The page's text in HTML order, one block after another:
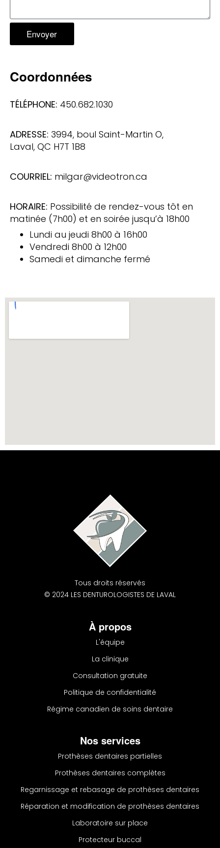
Envoyer
Coordonnées
TÉLÉPHONE: 450.682.1030
ADRESSE: 3994, boul Saint-Martin O,
Laval, QC H7T 1B8
COURRIEL: milgar@videotron.ca
HORAIRE: Possibilité de rendez-vous tôt en
matinée (7h00) et en soirée jusqu’à 18h00
Lundi au jeudi 8h00 à 16h00
Vendredi 8h00 à 12h00
Samedi et dimanche fermé
Tous droits réservés
© 2024 LES DENTUROLOGISTES DE LAVAL
À propos
L'équipe
La clinique
Consultation gratuite
Politique de confidentialité
Régime canadien de soins dentaire
Nos services
Prothèses dentaires partielles
Prothèses dentaires complètes
Regarnissage et rebasage de prothèses dentaires
Réparation et modification de prothèses dentaires
Laboratoire sur place
Protecteur buccal